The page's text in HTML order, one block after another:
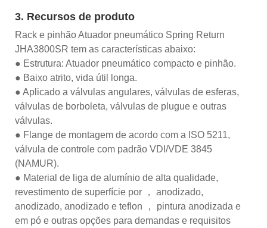
3. Recursos de produto
Rack e pinhão Atuador pneumático Spring Return
JHA3800SR tem as características abaixo:
● Estrutura: Atuador pneumático compacto e pinhão.
● Baixo atrito, vida útil longa.
● Aplicado a válvulas angulares, válvulas de esferas,
válvulas de borboleta, válvulas de plugue e outras
válvulas.
● Flange de montagem de acordo com a ISO 5211,
válvula de controle com padrão VDI/VDE 3845
(NAMUR).
● Material de liga de alumínio de alta qualidade,
revestimento de superfície por ， anodizado,
anodizado, anodizado e teflon ， pintura anodizada e
em pó e outras opções para demandas e requisitos